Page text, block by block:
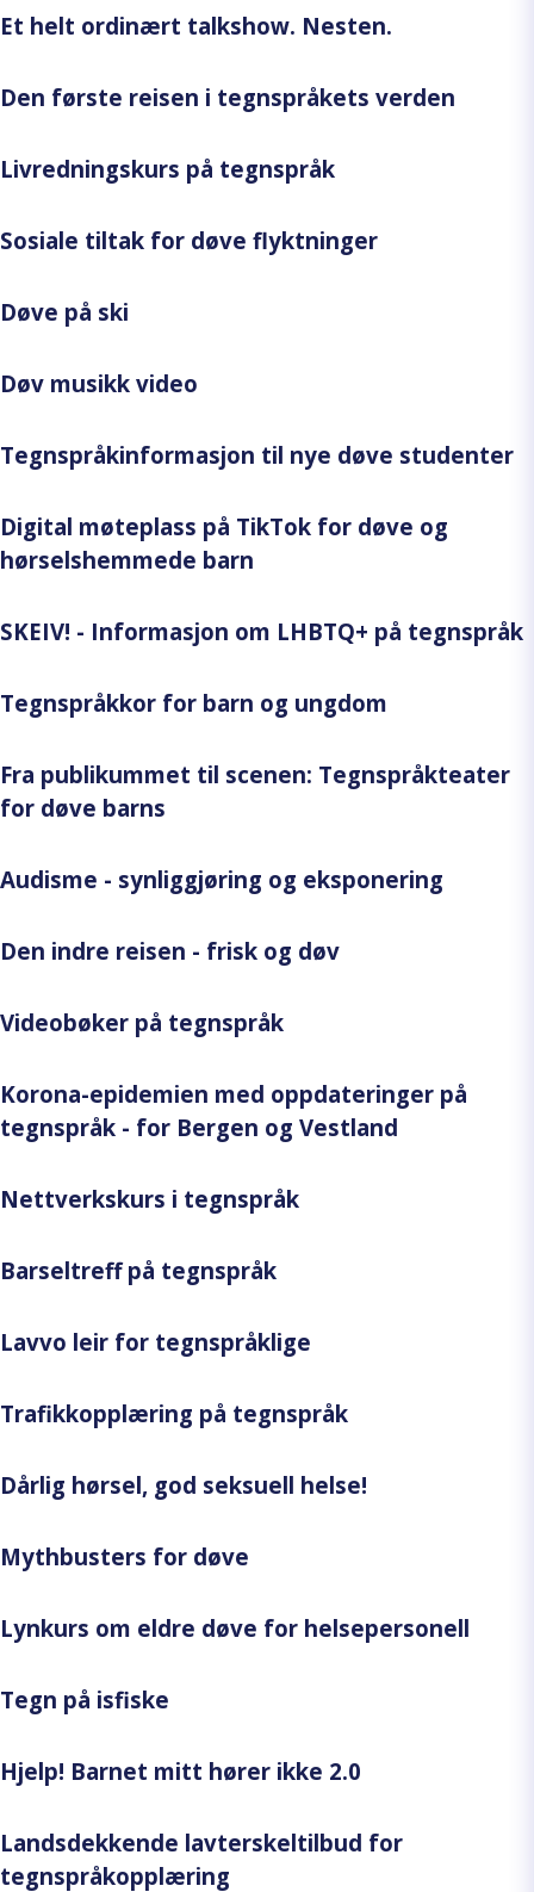
Et helt ordinært talkshow. Nesten.
Den første reisen i tegnspråkets verden
Livredningskurs på tegnspråk
Sosiale tiltak for døve flyktninger
Døve på ski
Døv musikk video
Tegnspråkinformasjon til nye døve studenter
Digital møteplass på TikTok for døve og
hørselshemmede barn
SKEIV! - Informasjon om LHBTQ+ på tegnspråk
Tegnspråkkor for barn og ungdom
Fra publikummet til scenen: Tegnspråkteater
for døve barns
Audisme - synliggjøring og eksponering
Den indre reisen - frisk og døv
Videobøker på tegnspråk
Korona-epidemien med oppdateringer på
tegnspråk - for Bergen og Vestland
Nettverkskurs i tegnspråk
Barseltreff på tegnspråk
Lavvo leir for tegnspråklige
Trafikkopplæring på tegnspråk
Dårlig hørsel, god seksuell helse!
Mythbusters for døve
Lynkurs om eldre døve for helsepersonell
Tegn på isfiske
Hjelp! Barnet mitt hører ikke 2.0
Landsdekkende lavterskeltilbud for
tegnspråkopplæring